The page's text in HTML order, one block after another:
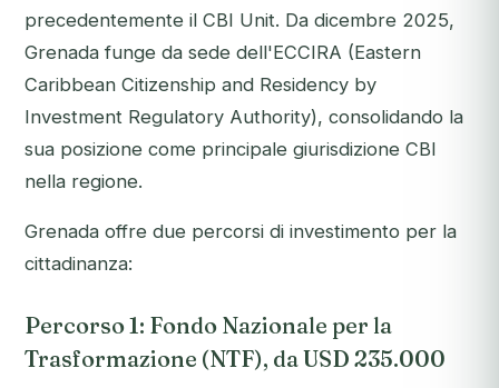
precedentemente il CBI Unit. Da dicembre 2025,
Grenada funge da sede dell'ECCIRA (Eastern
Caribbean Citizenship and Residency by
Investment Regulatory Authority), consolidando la
sua posizione come principale giurisdizione CBI
nella regione.
Grenada offre due percorsi di investimento per la
cittadinanza:
Percorso 1: Fondo Nazionale per la
Trasformazione (NTF), da USD 235.000